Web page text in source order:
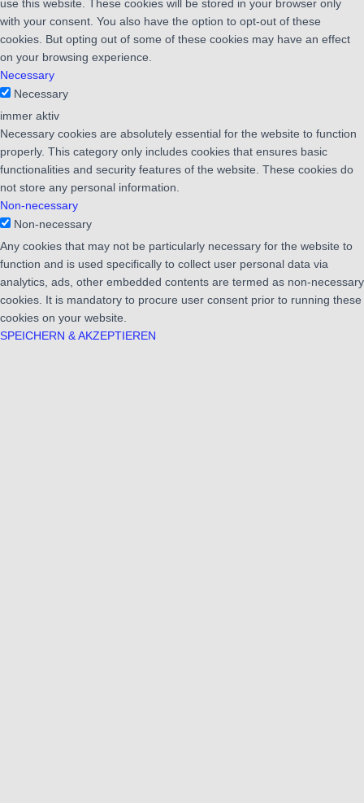
use this website. These cookies will be stored in your browser only
with your consent. You also have the option to opt-out of these
cookies. But opting out of some of these cookies may have an effect
on your browsing experience.
Necessary
Necessary
immer aktiv
Necessary cookies are absolutely essential for the website to function
properly. This category only includes cookies that ensures basic
functionalities and security features of the website. These cookies do
not store any personal information.
Non-necessary
Non-necessary
Any cookies that may not be particularly necessary for the website to
function and is used specifically to collect user personal data via
analytics, ads, other embedded contents are termed as non-necessary
cookies. It is mandatory to procure user consent prior to running these
cookies on your website.
SPEICHERN & AKZEPTIEREN